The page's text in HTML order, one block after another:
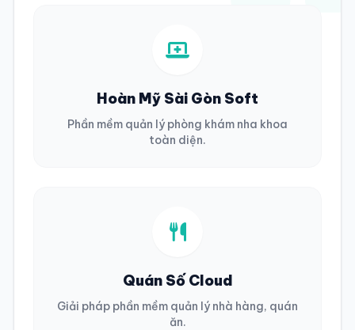
Hoàn Mỹ Sài Gòn Soft
Phần mềm quản lý phòng khám nha khoa
toàn diện.
Quán Số Cloud
Giải pháp phần mềm quản lý nhà hàng, quán
ăn.